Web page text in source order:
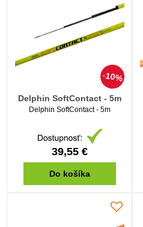
10%
Delphin SoftContact - 5m
Delphin SoftContact - 5m
39,55 €
Do košíka